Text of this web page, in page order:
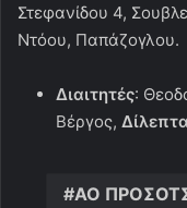
Στεφανίδου 4,
Ντόου, Παπάζογλου.
Διαιτητές:
Βέργος, Δίλεπτα
ΑΟ